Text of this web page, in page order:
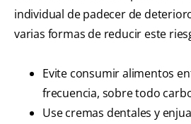
individual de padecer de
varias formas de reducir este
Evite consumir alimentos
frecuencia, sobre todo
Use cremas dentales y